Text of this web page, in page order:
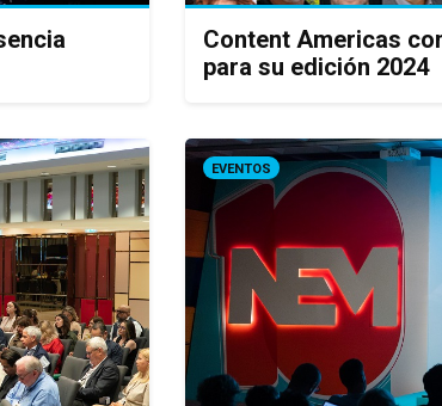
Content Americas
para su edición 2024
EVENTOS